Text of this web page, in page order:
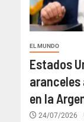
EL MUNDO
Estados
en la
24/07/2026